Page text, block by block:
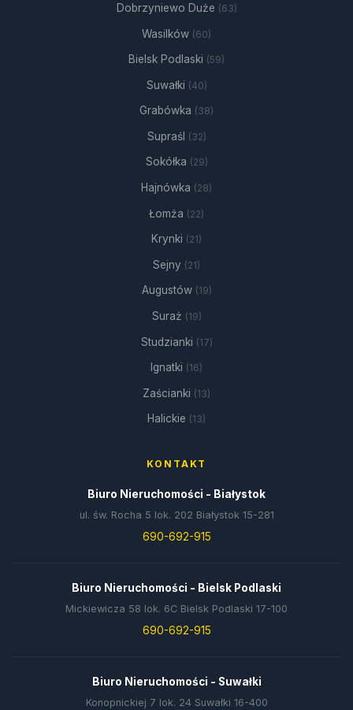
Dobrzyniewo Duże (63)
Wasilków (60)
Bielsk Podlaski (59)
Suwałki (40)
Grabówka (38)
Supraśl (32)
Sokółka (29)
Hajnówka (28)
Łomża (22)
Krynki (21)
Sejny (21)
Augustów (19)
Suraż (19)
Studzianki (17)
Ignatki (16)
Zaścianki (13)
Halickie (13)
KONTAKT
Biuro Nieruchomości - Białystok
ul. św. Rocha 5 lok. 202 Białystok 15-281
690-692-915
Biuro Nieruchomości - Bielsk Podlaski
Mickiewicza 58 lok. 6C Bielsk Podlaski 17-100
690-692-915
Biuro Nieruchomości - Suwałki
Konopnickiej 7 lok. 24 Suwałki 16-400